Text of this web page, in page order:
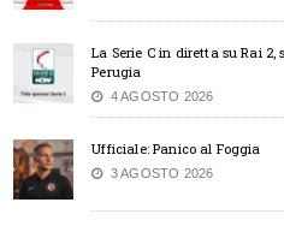
La Serie C in diretta su Rai
Perugia
4 AGOSTO 2026
Ufficiale: Panico al Foggia
3 AGOSTO 2026